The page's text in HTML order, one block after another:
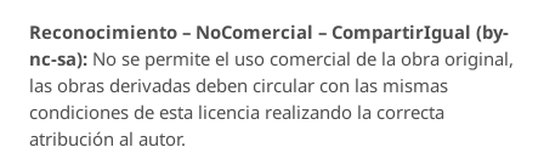
Reconocimiento – NoComercial – CompartirIgual (by-
nc-sa): No se permite el uso comercial de la obra original,
las obras derivadas deben circular con las mismas
condiciones de esta licencia realizando la correcta
atribución al autor.